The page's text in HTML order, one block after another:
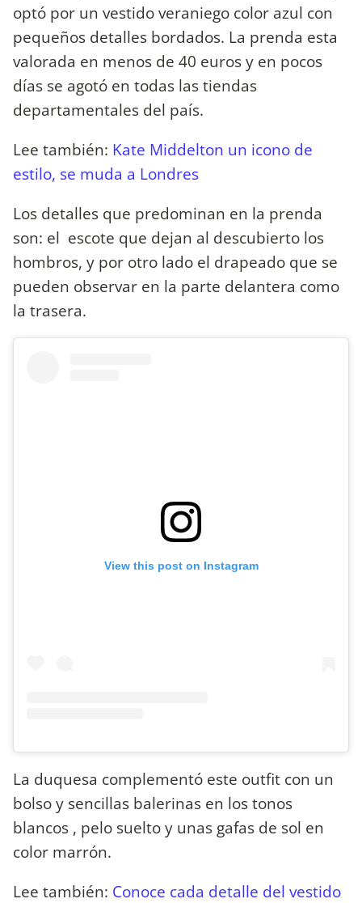
optó por un vestido veraniego color azul con
pequeños detalles bordados. La prenda esta
valorada en menos de 40 euros y en pocos
días se agotó en todas las tiendas
departamentales del país.
Lee también: Kate Middelton un icono de
estilo, se muda a Londres
Los detalles que predominan en la prenda
son: el escote que dejan al descubierto los
hombros, y por otro lado el drapeado que se
pueden observar en la parte delantera como
la trasera.
View this post on Instagram
La duquesa complementó este outfit con un
bolso y sencillas balerinas en los tonos
blancos , pelo suelto y unas gafas de sol en
color marrón.
Lee también: Conoce cada detalle del vestido